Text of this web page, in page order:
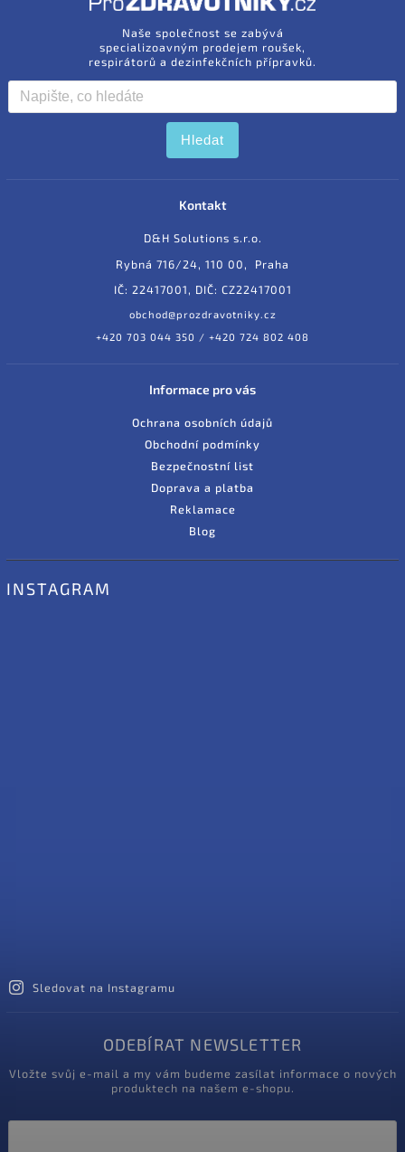
Naše společnost se zabývá
specializoavným prodejem roušek,
respirátorů a dezinfekčních přípravků.
Hledat
Kontakt
D&H Solutions s.r.o.
Rybná 716/24, 110 00, Praha
IČ: 22417001, DIČ: CZ22417001
obchod@prozdravotniky.cz
+420 703 044 350 / +420 724 802 408
Informace pro vás
Ochrana osobních údajů
Obchodní podmínky
Bezpečnostní list
Doprava a platba
Reklamace
Blog
INSTAGRAM
Sledovat na Instagramu
ODEBÍRAT NEWSLETTER
Vložte svůj e-mail a my vám budeme zasílat informace o nových
produktech na našem e-shopu.